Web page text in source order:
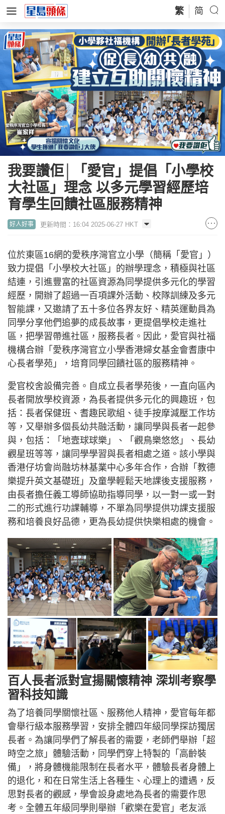
繁 简
我要讚佢│「愛官」提倡「小學校
大社區」理念 以多元學習經歷培
育學生回饋社區服務精神
好人好事 更新時間：16:04 2025-06-27 HKT
位於東區16網的愛秩序灣官立小學（簡稱「愛官」）
致力提倡「小學校大社區」的辦學理念，積極與社區
結連，引進豐富的社區資源為同學提供多元化的學習
經歷，開辦了超過一百項課外活動、校隊訓練及多元
智能課，又邀請了五十多位各界友好、精英運動員為
同學分享他們追夢的成長故事，更提倡學校走進社
區，把學習帶進社區，服務長者。因此，愛官與社福
機構合辦「愛秩序灣官立小學香港婦女基金會耆康中
心長者學苑」，培育同學回饋社區的服務精神。
愛官校舍設備完善。自成立長者學苑後，一直向區內
長者開放學校資源，為長者提供多元化的興趣班，包
括：長者保健班、耆趣民歌組、徒手按摩減壓工作坊
等，又舉辦多個長幼共融活動，讓同學與長者一起參
與，包括：「地壼球球樂」、「觀鳥樂悠悠」、長幼
觀星班等等，讓同學學習與長者相處之道。該小學與
香港仔坊會尚融坊林基業中心多年合作，合辦「教德
樂提升英文基礎班」及童學輕鬆天地課後支援服務，
由長者擔任義工導師協助指導同學，以一對一或一對
二的形式進行功課輔導，不單為同學提供功課支援服
務和培養良好品德，更為長幼提供快樂相處的機會。
百人長者派對宣揚關懷精神 深圳考察學
習科技知識
為了培養同學關懷社區、服務他人精神，愛官每年都
會舉行級本服務學習，安排全體四年級同學探訪獨居
長者。為讓同學們了解長者的需要，老師們舉辦「超
時空之旅」體驗活動，同學們穿上特製的「高齡裝
備」，將身體機能限制在長者水平，體驗長者身體上
的退化，和在日常生活上各種生、心理上的遭遇，反
思對長者的觀感，學會設身處地為長者的需要作思
考。全體五年級同學則舉辦「歡樂在愛官」老友派